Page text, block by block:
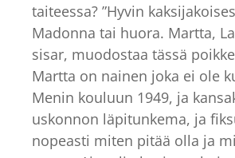
taiteessa? ”Hyvin
Madonna tai huora. Martta,
sisar, muodostaa tässä
Martta on nainen joka ei ole
Menin kouluun 1949, ja
uskonnon läpitunkema, ja
nopeasti miten pitää olla ja